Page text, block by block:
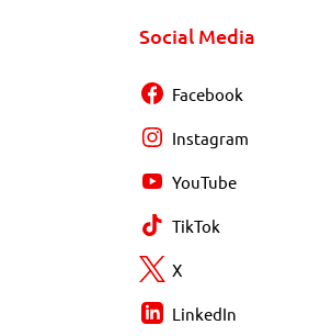
Social Media
Facebook
Instagram
YouTube
TikTok
X
LinkedIn